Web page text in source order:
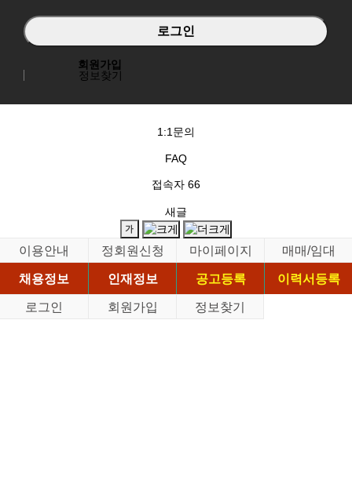
회원가입
정보찾기
1:1문의
FAQ
접속자 66
새글
이용안내 정회원신청 마이페이지
매매/임대
채용정보
인재정보 공고등록
이력서등록
로그인
회원가입 정보찾기